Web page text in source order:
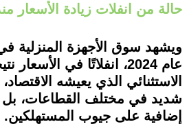
حالة من انفلات زيادة الأسعار منذ
ويشهد سوق الأجهزة المنزلية
عام 2024، انفلاتًا في
الاستثنائي الذي يعيشه
شديد في مختلف القطاعات،
إضافية على جيوب المستهلكين.